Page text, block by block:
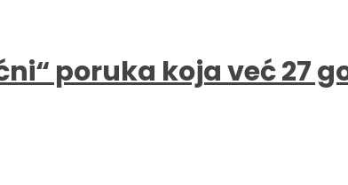
poruka koja već 27